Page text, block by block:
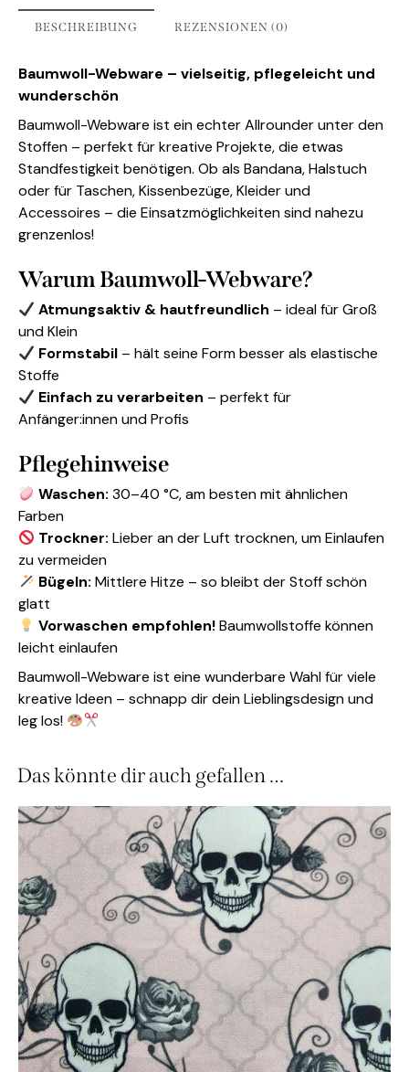
BESCHREIBUNG REZENSIONEN (0)
Baumwoll-Webware – vielseitig, pflegeleicht und
wunderschön
Baumwoll-Webware ist ein echter Allrounder unter den
Stoffen – perfekt für kreative Projekte, die etwas
Standfestigkeit benötigen. Ob als Bandana, Halstuch
oder für Taschen, Kissenbezüge, Kleider und
Accessoires – die Einsatzmöglichkeiten sind nahezu
grenzenlos!
Warum Baumwoll-Webware?
Atmungsaktiv & hautfreundlich – ideal für Groß
und Klein
Formstabil – hält seine Form besser als elastische
Stoffe
Einfach zu verarbeiten – perfekt für
Anfänger:innen und Profis
Pflegehinweise
Waschen: 30–40 °C, am besten mit ähnlichen
Farben
Trockner: Lieber an der Luft trocknen, um Einlaufen
zu vermeiden
Bügeln: Mittlere Hitze – so bleibt der Stoff schön
glatt
Vorwaschen empfohlen!Baumwollstoffe können
leicht einlaufen
Baumwoll-Webware ist eine wunderbare Wahl für viele
kreative Ideen – schnapp dir dein Lieblingsdesign und
leg los!
Das könnte dir auch gefallen …